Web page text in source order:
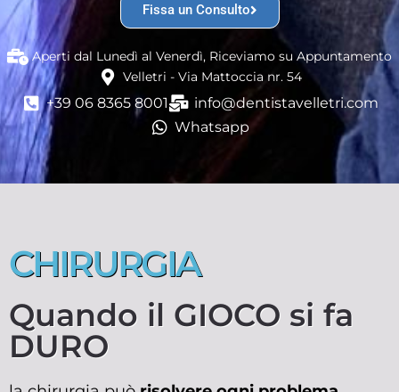
Fissa un Consulto
Aperti dal Lunedì al Venerdì, Riceviamo su Appuntamento
Velletri - Via Mattoccia nr. 54
+39 06 8365 8001
info@dentistavelletri.com
Whatsapp
CHIRURGIA
Quando il GIOCO si fa
DURO